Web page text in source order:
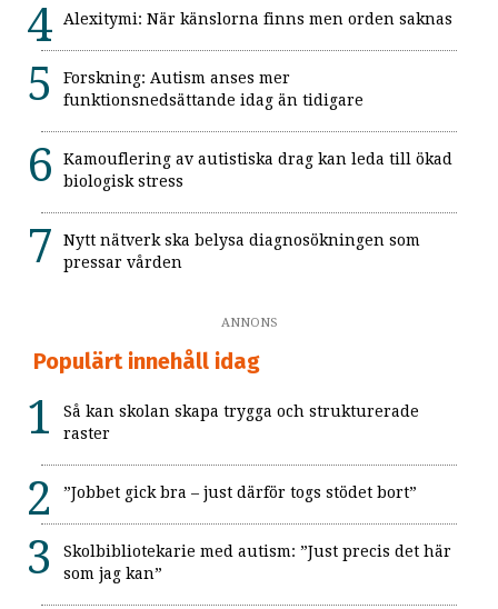
Alexitymi: När känslorna finns men orden saknas
Forskning: Autism anses mer
funktionsnedsättande idag än tidigare
Kamouflering av autistiska drag kan leda till ökad
biologisk stress
Nytt nätverk ska belysa diagnosökningen som
pressar vården
ANNONS
Populärt innehåll idag
Så kan skolan skapa trygga och strukturerade
raster
”Jobbet gick bra – just därför togs stödet bort”
Skolbibliotekarie med autism: ”Just precis det här
som jag kan”